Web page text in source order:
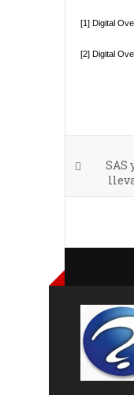
[1] Digital
[2] Digital
SAS